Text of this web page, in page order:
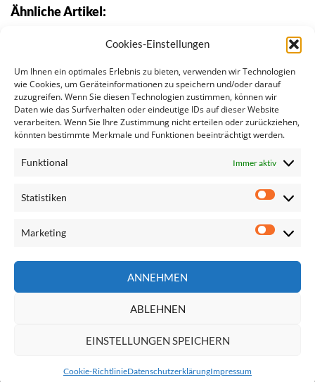
Cookies-Einstellungen
Um Ihnen ein optimales Erlebnis zu bieten, verwenden wir Technologien
wie Cookies, um Geräteinformationen zu speichern und/oder darauf
zuzugreifen. Wenn Sie diesen Technologien zustimmen, können wir
Daten wie das Surfverhalten oder eindeutige IDs auf dieser Website
verarbeiten. Wenn Sie Ihre Zustimmung nicht erteilen oder zurückziehen,
könnten bestimmte Merkmale und Funktionen beeinträchtigt werden.
Funktional Immer aktiv
Statistiken
Marketing
ANNEHMEN
ABLEHNEN
EINSTELLUNGEN SPEICHERN
Cookie-RichtlinieDatenschutzerklärungImpressum
Ähnliche Artikel:
Untersuchungsausschuss…
Frauen in Führungspositionen
Halbzeit im Europäischen Parlament
EU-KandidatInnen der sozialdemokratischen…
Regner: Meilenstein im Kampf gegen
Seite
Impressum
Kontakt